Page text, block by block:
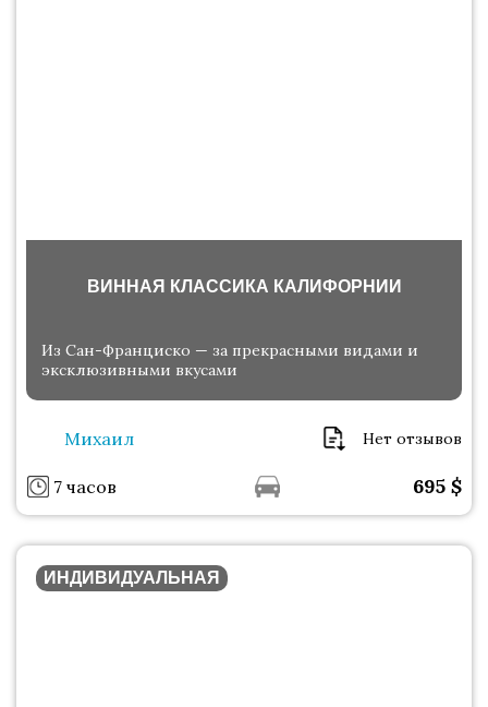
ВИННАЯ КЛАССИКА КАЛИФОРНИИ
Из Сан-Франциско — за прекрасными видами и
эксклюзивными вкусами
Михаил Нет отзывов
7 часов 695 $
ИНДИВИДУАЛЬНАЯ